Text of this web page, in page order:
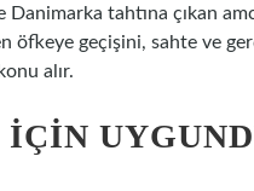
tahtına çıkan
öfkeye geçişini, sahte ve
alır.